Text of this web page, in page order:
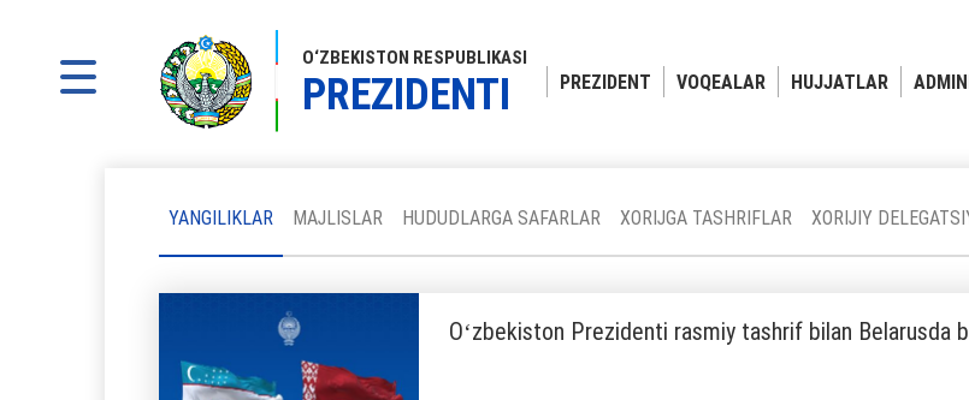
O‘ZBEKISTON RESPUBLIKASI
PREZIDENTI PREZIDENT VOQEALAR HUJJATLAR
YANGILIKLAR MAJLISLAR HUDUDLARGA SAFARLAR XORIJGA TASHRIFLAR XORIJIY
Oʻzbekiston Prezidenti rasmiy tashrif bilan Belarusda